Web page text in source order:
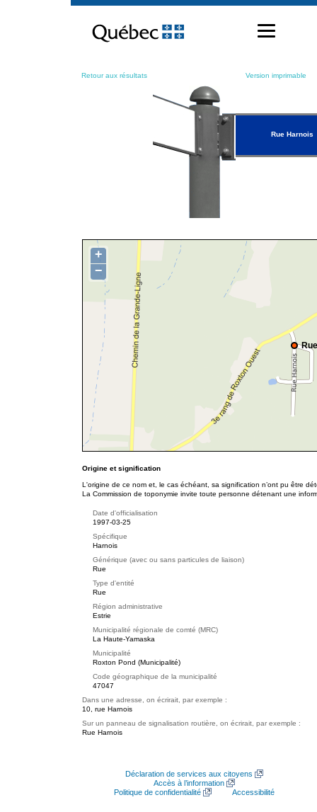
contenu
Retour aux résultats Version imprimable
Rue Harnois
+
−
Origine et signification
L'origine de ce nom et, le cas échéant, sa signification n’ont pu être
La Commission de toponymie invite toute personne détenant une
Date d'officialisation
1997-03-25
Spécifique
Harnois
Générique (avec ou sans particules de liaison)
Rue
Type d'entité
Rue
Région administrative
Estrie
Municipalité régionale de comté (MRC)
La Haute-Yamaska
Municipalité
Roxton Pond (Municipalité)
Code géographique de la municipalité
47047
Dans une adresse, on écrirait, par exemple :
10, rue Harnois
Sur un panneau de signalisation routière, on écrirait, par exemple :
Rue Harnois
Déclaration de services aux citoyens
Accès à l’information
Politique de confidentialité
Accessibilité